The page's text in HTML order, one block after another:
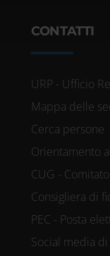
CONTATTI
URP - Ufficio
Mappa delle
Cerca persone
Orientamento
CUG -
Consigliera di
PEC - Posta
Social media